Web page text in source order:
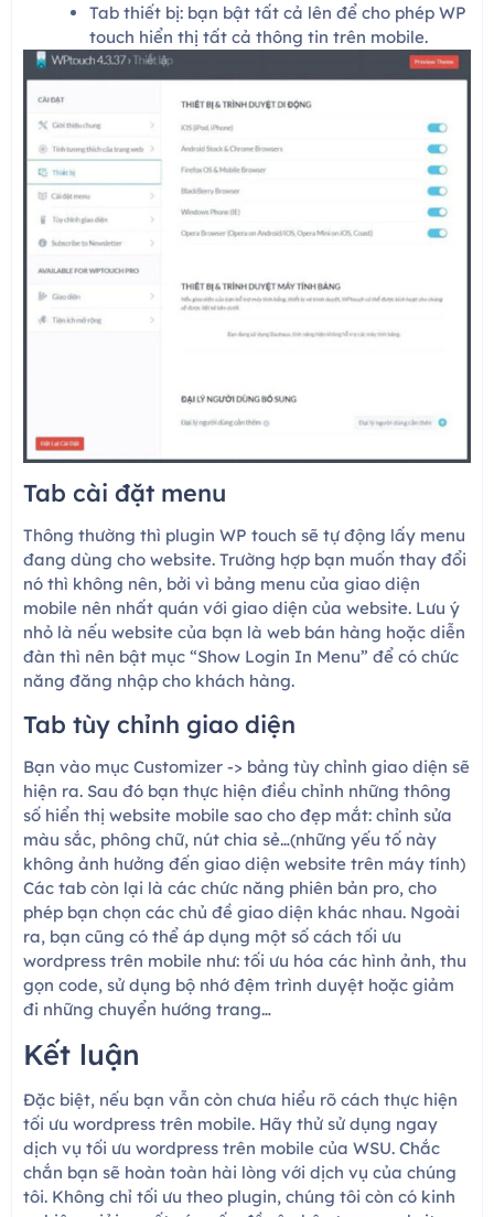
Tab thiết bị: bạn bật tất cả lên để cho phép WP
touch hiển thị tất cả thông tin trên mobile.
Tab cài đặt menu
Thông thường thì plugin WP touch sẽ tự động lấy menu
đang dùng cho website. Trường hợp bạn muốn thay đổi
nó thì không nên, bởi vì bảng menu của giao diện
mobile nên nhất quán với giao diện của website. Lưu ý
nhỏ là nếu website của bạn là web bán hàng hoặc diễn
đàn thì nên bật mục “Show Login In Menu” để có chức
năng đăng nhập cho khách hàng.
Tab tùy chỉnh giao diện
Bạn vào mục Customizer -> bảng tùy chỉnh giao diện sẽ
hiện ra. Sau đó bạn thực hiện điều chỉnh những thông
số hiển thị website mobile sao cho đẹp mắt: chỉnh sửa
màu sắc, phông chữ, nút chia sẻ…(những yếu tố này
không ảnh hưởng đến giao diện website trên máy tính)
Các tab còn lại là các chức năng phiên bản pro, cho
phép bạn chọn các chủ đề giao diện khác nhau. Ngoài
ra, bạn cũng có thể áp dụng một số cách tối ưu
wordpress trên mobile như: tối ưu hóa các hình ảnh, thu
gọn code, sử dụng bộ nhớ đệm trình duyệt hoặc giảm
đi những chuyển hướng trang…
Kết luận
Đặc biệt, nếu bạn vẫn còn chưa hiểu rõ cách thực hiện
tối ưu wordpress trên mobile. Hãy thử sử dụng ngay
dịch vụ tối ưu wordpress trên mobile của WSU. Chắc
chắn bạn sẽ hoàn toàn hài lòng với dịch vụ của chúng
tôi. Không chỉ tối ưu theo plugin, chúng tôi còn có kinh